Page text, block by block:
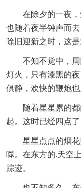
在除夕的一夜，
也随着夜半钟声而
除旧迎新之时，这是
不知不觉中，周
灯火，只有漆黑的
俱静，欢快的鞭炮也
随着星星累的都
起。这时已经四点
星星点点的烟花
噬。在东方的.天空
踪迹。